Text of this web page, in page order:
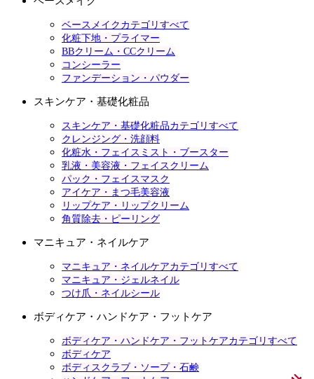
ベースメイクカテゴリすべて
化粧下地・プライマー
BBクリーム・CCクリーム
コンシーラー
ファンデーション・パウダー
スキンケア・基礎化粧品
スキンケア・基礎化粧品カテゴリすべて
クレンジング・洗顔料
化粧水・フェイスミスト・ブースター
乳液・美容液・フェイスクリーム
パック・フェイスマスク
アイケア・まつ毛美容液
リップケア・リップクリーム
角質除去・ピーリング
マニキュア・ネイルケア
マニキュア・ネイルケアカテゴリすべて
マニキュア・ジェルネイル
つけ爪・ネイルシール
ボディケア・ハンドケア・フットケア
ボディケア・ハンドケア・フットケアカテゴリすべて
ボディケア
ボディスクラブ・ソープ・石鹸